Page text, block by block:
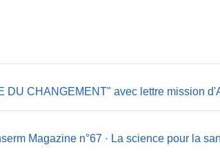
CHANGEMENT" avec lettre mission
Magazine n°67 · La science pour la